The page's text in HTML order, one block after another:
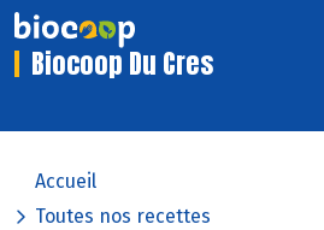
Biocoop Du Cres
Accueil
Toutes nos recettes